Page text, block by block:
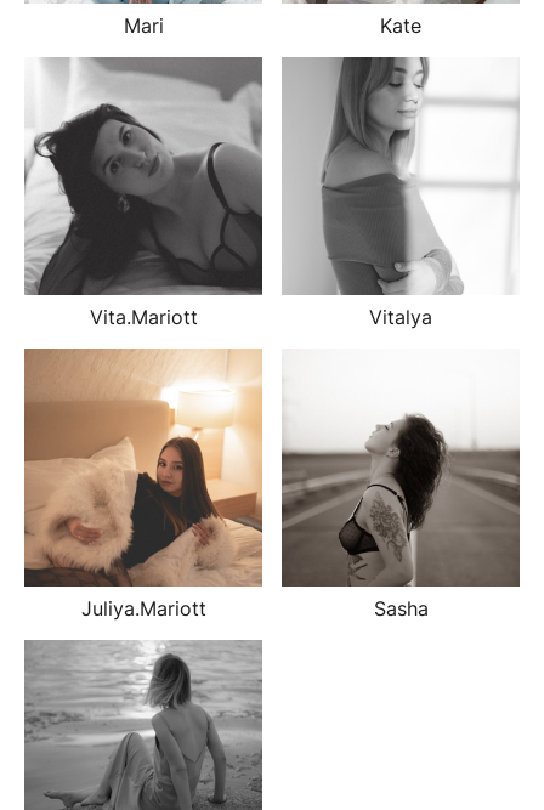
Mari Kate
Vita.Mariott Vitalya
Juliya.Mariott Sasha